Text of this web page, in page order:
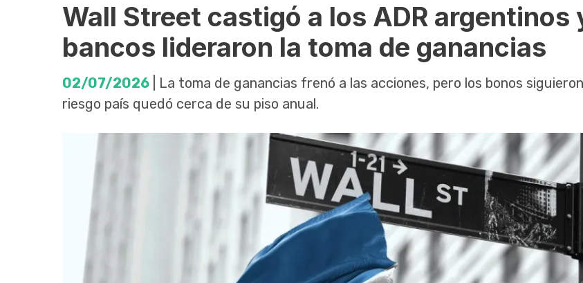
Wall Street castigó a los ADR argentinos
bancos lideraron la toma de ganancias
02/07/2026 | La toma de ganancias frenó a las acciones, pero los bonos
riesgo país quedó cerca de su piso anual.